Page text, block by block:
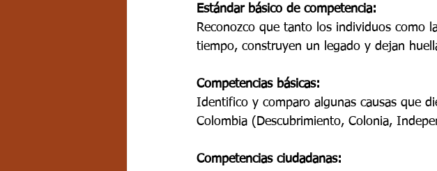
PSICOLOGÍA INSTITUCIONAL DEPORTES Jardín-2020
FORMACIÓN POR CICLOS
Estándar básico de competencia:
Reconozco que tanto los individuos como
tiempo, construyen un legado y dejan
Competencias básicas:
Identifico y comparo algunas causas que
Colombia (Descubrimiento, Colonia,
Competencias ciudadanas: